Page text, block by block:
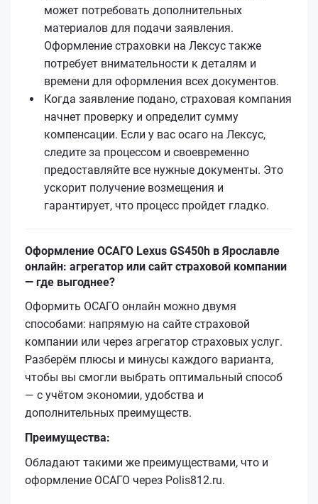
может потребовать дополнительных
материалов для подачи заявления.
Оформление страховки на Лексус также
потребует внимательности к деталям и
времени для оформления всех документов.
Когда заявление подано, страховая компания
начнет проверку и определит сумму
компенсации. Если у вас осаго на Лексус,
следите за процессом и своевременно
предоставляйте все нужные документы. Это
ускорит получение возмещения и
гарантирует, что процесс пройдет гладко.
Оформление ОСАГО Lexus GS450h в Ярославле
онлайн: агрегатор или сайт страховой компании
— где выгоднее?
Оформить ОСАГО онлайн можно двумя
способами: напрямую на сайте страховой
компании или через агрегатор страховых услуг.
Разберём плюсы и минусы каждого варианта,
чтобы вы смогли выбрать оптимальный способ
— с учётом экономии, удобства и
дополнительных преимуществ.
Преимущества:
Обладают такими же преимуществами, что и
оформление ОСАГО через Polis812.ru.